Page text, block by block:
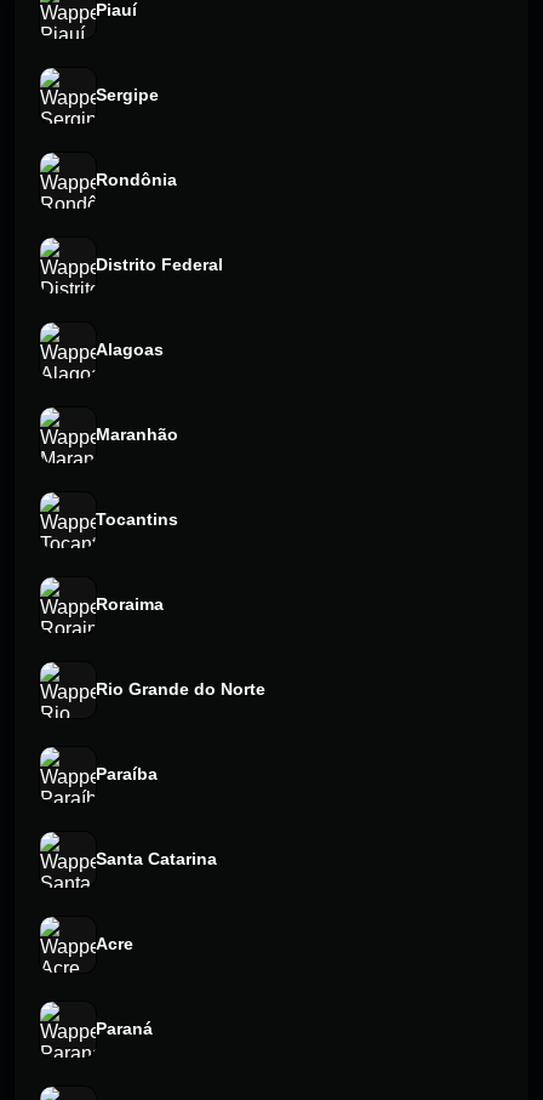
Piauí
Sergipe
Rondônia
Distrito Federal
Alagoas
Maranhão
Tocantins
Roraima
Rio Grande do Norte
Paraíba
Santa Catarina
Acre
Paraná